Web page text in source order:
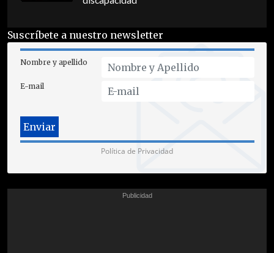
Suscríbete a nuestro newsletter
Nombre y apellido
E-mail
Política de Privacidad